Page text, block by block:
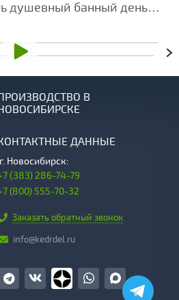
душевный банный день
В
ДАННЫЕ
г. Новосибирск:
(383) 286-74-79
(800) 555-70-32
Заказать обратный звонок
info@kedrdel.ru